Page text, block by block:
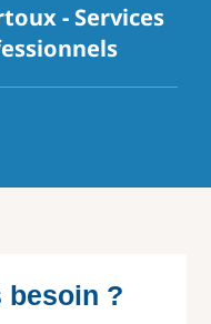
- Services
besoin ?